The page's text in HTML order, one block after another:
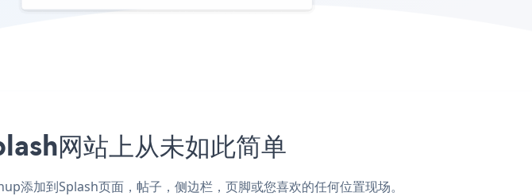
网站上从未如此简单
添加到Splash页面，帖子，侧边栏，页脚或您喜欢的任何位置现场。